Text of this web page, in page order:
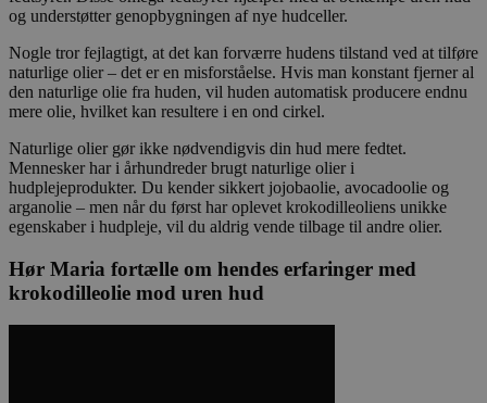
og understøtter genopbygningen af nye hudceller.
Nogle tror fejlagtigt, at det kan forværre hudens tilstand ved at tilføre
naturlige olier – det er en misforståelse. Hvis man konstant fjerner al
den naturlige olie fra huden, vil huden automatisk producere endnu
mere olie, hvilket kan resultere i en ond cirkel.
Naturlige olier gør ikke nødvendigvis din hud mere fedtet.
Mennesker har i århundreder brugt naturlige olier i
hudplejeprodukter. Du kender sikkert jojobaolie, avocadoolie og
arganolie – men når du først har oplevet krokodilleoliens unikke
egenskaber i hudpleje, vil du aldrig vende tilbage til andre olier.
Hør Maria fortælle om hendes erfaringer med
krokodilleolie mod uren hud